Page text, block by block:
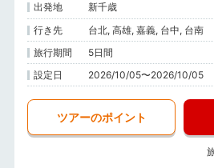
出発地
新千歳
行き先
台北, 高雄, 嘉義, 台中, 台南
旅行期間
5日間
設定日
2026/10/05〜2026/10/05
ツアーのポイント